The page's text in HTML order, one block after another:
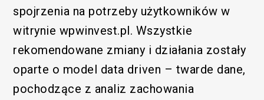
spojrzenia na potrzeby użytkowników w
witrynie wpwinvest.pl. Wszystkie
rekomendowane zmiany i działania zostały
oparte o model data driven – twarde dane,
pochodzące z analiz zachowania